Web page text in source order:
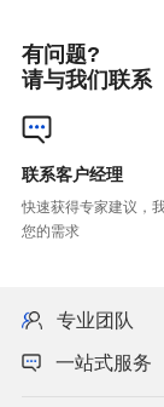
有问题?
请与我们联系
联系客户经理
您的需求
专业团队
一站式服务